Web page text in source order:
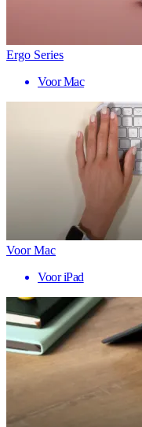
Ergo Series
Voor Mac
Voor Mac
Voor iPad